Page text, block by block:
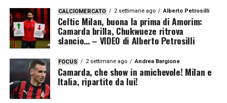
CALCIOMERCATO 2 settimane ago Alberto Petrosilli
Celtic Milan, buona la prima di Amorim:
Camarda brilla, Chukwueze ritrova
slancio… – VIDEO di Alberto Petrosilli
FOCUS 2 settimane ago Andrea Bargione
Camarda, che show in amichevole! Milan e
Italia, ripartite da lui!